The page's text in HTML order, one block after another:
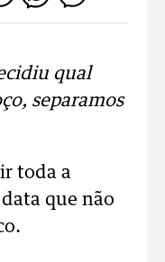
qual
separamos
toda a
que não